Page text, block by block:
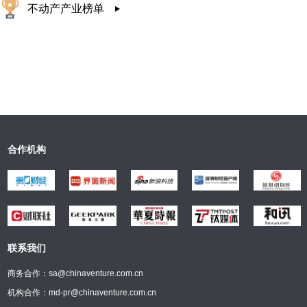
不动产产业榜单
合作机构
联系我们
商务合作：sa@chinaventure.com.cn
机构合作：md-pr@chinaventure.com.cn